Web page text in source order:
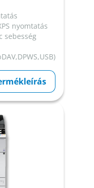
nyomtatás
sebesség